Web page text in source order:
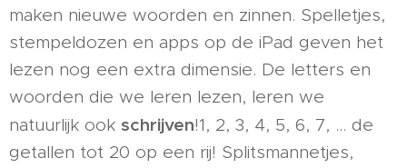
maken nieuwe woorden en zinnen. Spelletjes,
stempeldozen en apps op de iPad geven het
lezen nog een extra dimensie. De letters en
woorden die we leren lezen, leren we
natuurlijk ook schrijven!1, 2, 3, 4, 5, 6, 7, … de
getallen tot 20 op een rij! Splitsmannetjes,